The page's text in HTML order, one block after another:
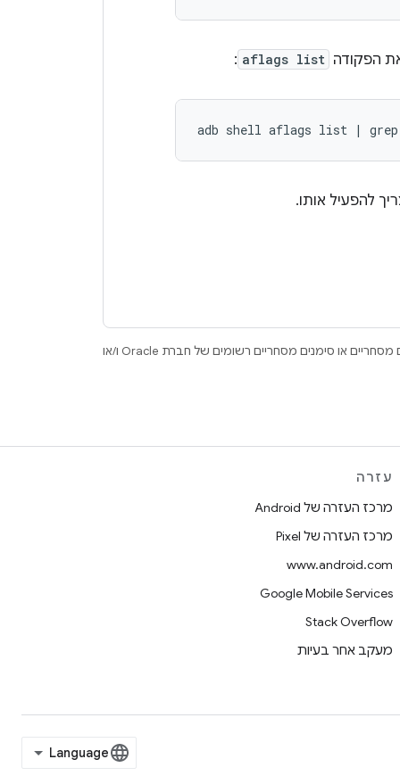
הפקודה aflags list
:
adb shell aflags list | grep
להפעיל אותו.
.‏ Java ו-OpenJDK הם סימנים מסחריים או סימנים מסחריים רשומים של חברת Oracle ו/או
עזרה
מרכז העזרה של Android
מרכז העזרה של Pixel
www.android.com
Google Mobile Services
Stack Overflow
מעקב אחר בעיות